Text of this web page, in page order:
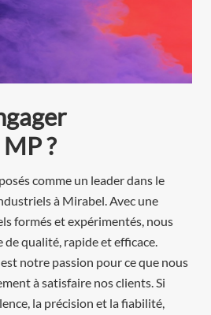
?
comme un leader dans le
à Mirabel. Avec une
formés et expérimentés, nous
qualité, rapide et efficace.
notre passion pour ce que nous
à satisfaire nos clients. Si
la précision et la fiabilité,